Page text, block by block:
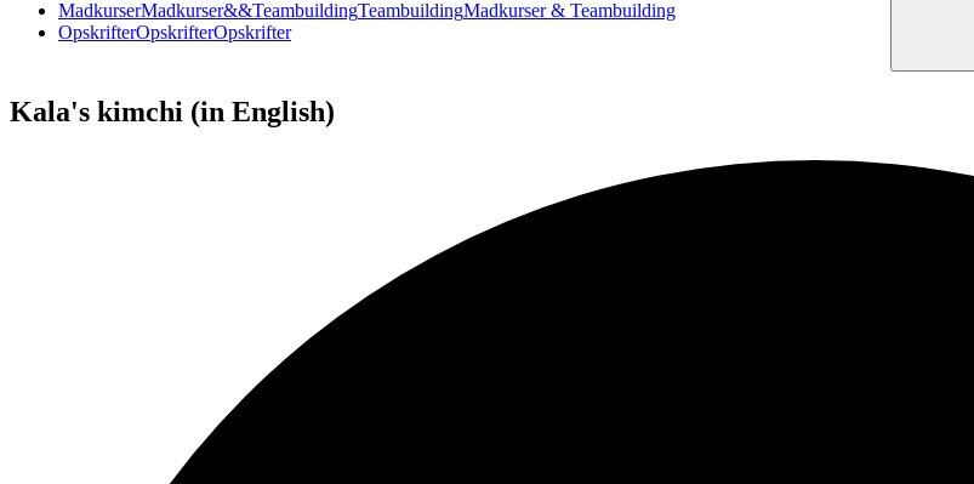
MadkurserMadkurser&&TeambuildingTeambuildingMadkurser & Teambuilding
OpskrifterOpskrifterOpskrifter
Kala's kimchi (in English)